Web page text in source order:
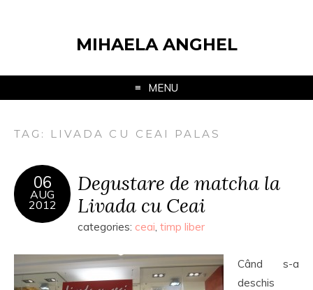
MIHAELA ANGHEL
MENU
TAG: LIVADA CU CEAI PALAS
06
AUG
2012
Degustare de matcha la
Livada cu Ceai
categories: ceai, timp liber
Când s-a
deschis